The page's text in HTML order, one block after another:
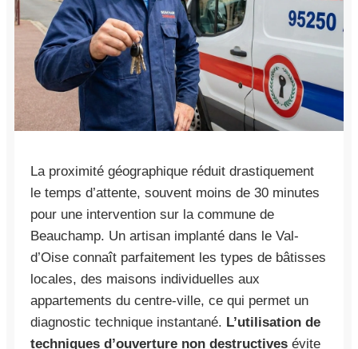
La proximité géographique réduit drastiquement
le temps d’attente, souvent moins de 30 minutes
pour une intervention sur la commune de
Beauchamp. Un artisan implanté dans le Val-
d’Oise connaît parfaitement les types de bâtisses
locales, des maisons individuelles aux
appartements du centre-ville, ce qui permet un
diagnostic technique instantané. L’utilisation de
techniques d’ouverture non destructives évite